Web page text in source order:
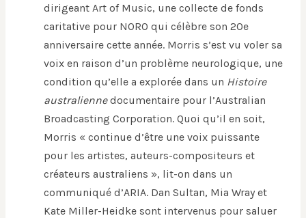
dirigeant Art of Music, une collecte de fonds
caritative pour NORO qui célèbre son 20e
anniversaire cette année. Morris s’est vu voler sa
voix en raison d’un problème neurologique, une
condition qu’elle a explorée dans un Histoire
australiennedocumentaire pour l’Australian
Broadcasting Corporation. Quoi qu’il en soit,
Morris « continue d’être une voix puissante
pour les artistes, auteurs-compositeurs et
créateurs australiens », lit-on dans un
communiqué d’ARIA. Dan Sultan, Mia Wray et
Kate Miller-Heidke sont intervenus pour saluer